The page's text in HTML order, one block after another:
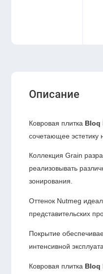
Описание
Ковровая плитка Bloq
сочетающее эстетику
Коллекция Grain
реализовывать
зонирования.
Оттенок Nutmeg
представительских
Покрытие
интенсивной
Ковровая плитка Bloq